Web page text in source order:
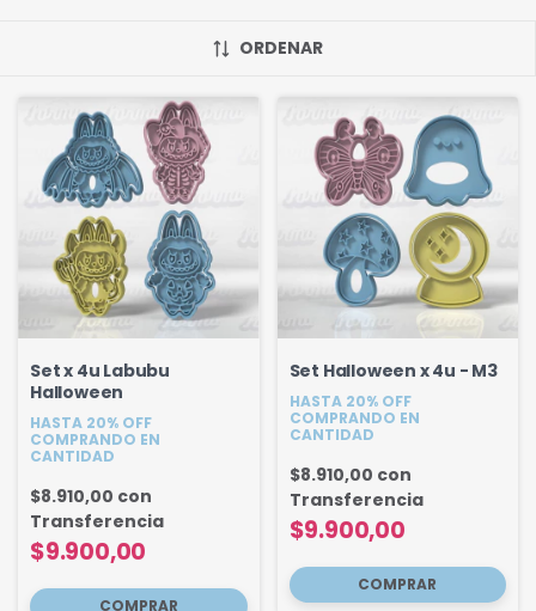
ORDENAR
Set x 4u Labubu
Halloween
HASTA 20% OFF
COMPRANDO EN
CANTIDAD
$9.900,00
$8.910,00 con
Transferencia
Set Halloween x 4u - M3
HASTA 20% OFF
COMPRANDO EN
CANTIDAD
$9.900,00
$8.910,00 con
Transferencia